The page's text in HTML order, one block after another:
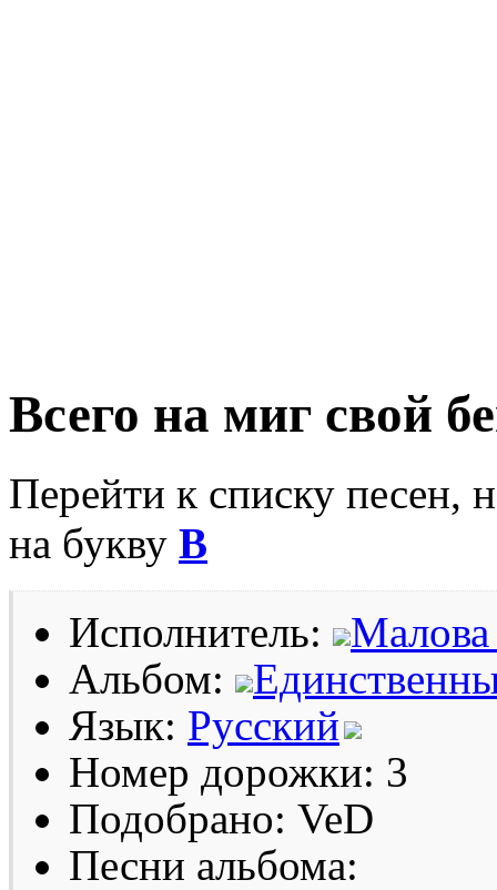
Всего на миг свой
Перейти к списку песен,
на букву В
Исполнитель:
Малова
Альбом:
Язык: Русский
Номер дорожки: 3
Подобрано: VeD
Песни альбома: